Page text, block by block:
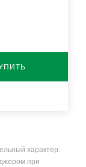
характер.
при